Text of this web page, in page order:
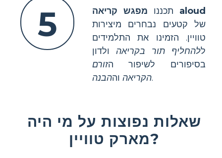
5 תכננו מפגש קריאה aloud
של קטעים נבחרים מיצירות
טוויין. הזמינו את התלמידים
ללהחליף תור בקריאה ולדון
בסיפורים לשיפור הזורם
הקריאה וההבנה .
שאלות נפוצות על מי היה
מארק טוויין?